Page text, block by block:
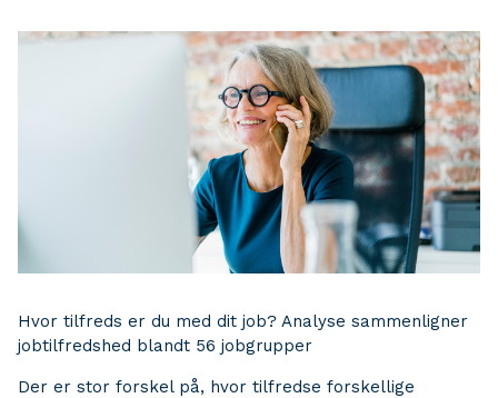
Hvor tilfreds er du med dit job? Analyse sammenligner
jobtilfredshed blandt 56 jobgrupper
Der er stor forskel på, hvor tilfredse forskellige